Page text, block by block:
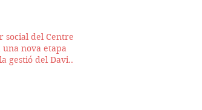
social del Centre
una nova etapa
gestió del David